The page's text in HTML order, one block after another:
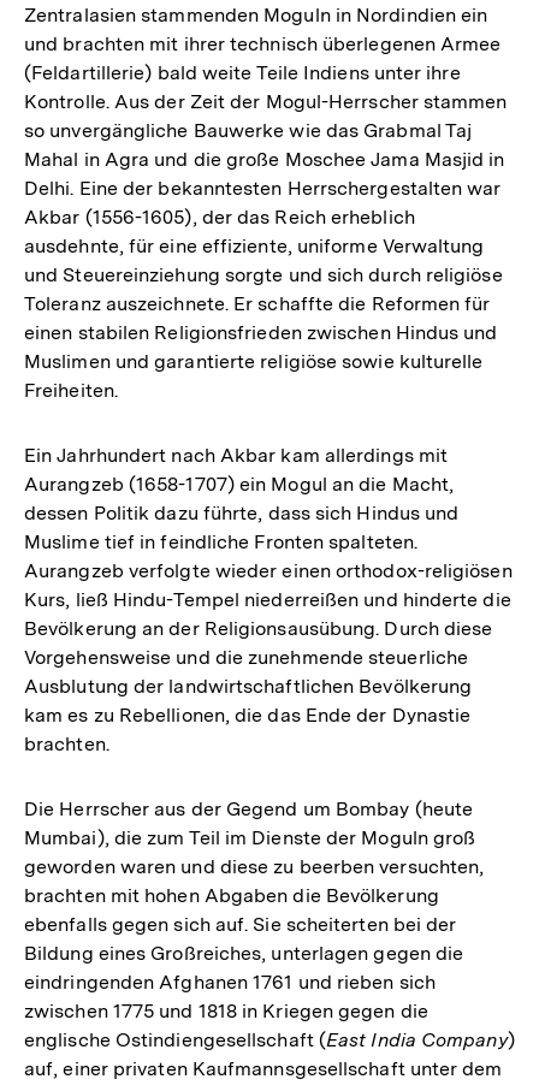
Zentralasien stammenden Moguln in Nordindien ein
und brachten mit ihrer technisch überlegenen Armee
(Feldartillerie) bald weite Teile Indiens unter ihre
Kontrolle. Aus der Zeit der Mogul-Herrscher stammen
so unvergängliche Bauwerke wie das Grabmal Taj
Mahal in Agra und die große Moschee Jama Masjid in
Delhi. Eine der bekanntesten Herrschergestalten war
Akbar (1556-1605), der das Reich erheblich
ausdehnte, für eine effiziente, uniforme Verwaltung
und Steuereinziehung sorgte und sich durch religiöse
Toleranz auszeichnete. Er schaffte die Reformen für
einen stabilen Religionsfrieden zwischen Hindus und
Muslimen und garantierte religiöse sowie kulturelle
Freiheiten.
Ein Jahrhundert nach Akbar kam allerdings mit
Aurangzeb (1658-1707) ein Mogul an die Macht,
dessen Politik dazu führte, dass sich Hindus und
Muslime tief in feindliche Fronten spalteten.
Aurangzeb verfolgte wieder einen orthodox-religiösen
Kurs, ließ Hindu-Tempel niederreißen und hinderte die
Bevölkerung an der Religionsausübung. Durch diese
Vorgehensweise und die zunehmende steuerliche
Ausblutung der landwirtschaftlichen Bevölkerung
kam es zu Rebellionen, die das Ende der Dynastie
brachten.
Die Herrscher aus der Gegend um Bombay (heute
Mumbai), die zum Teil im Dienste der Moguln groß
geworden waren und diese zu beerben versuchten,
brachten mit hohen Abgaben die Bevölkerung
ebenfalls gegen sich auf. Sie scheiterten bei der
Bildung eines Großreiches, unterlagen gegen die
eindringenden Afghanen 1761 und rieben sich
zwischen 1775 und 1818 in Kriegen gegen die
englische Ostindiengesellschaft (East India Company)
auf, einer privaten Kaufmannsgesellschaft unter dem